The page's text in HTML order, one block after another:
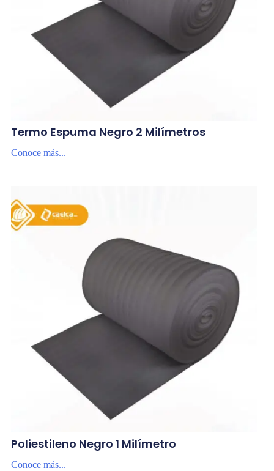
Termo Espuma Negro 2 Milímetros
Conoce más...
Poliestileno Negro 1 Milímetro
Conoce más...